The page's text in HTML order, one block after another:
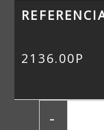
2136.00P
-